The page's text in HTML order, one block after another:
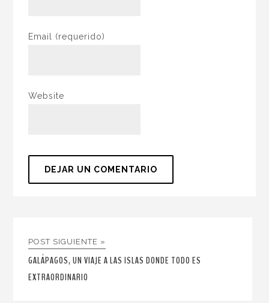
Email (requerido)
Website
POST SIGUIENTE »
GALÁPAGOS, UN VIAJE A LAS ISLAS DONDE TODO ES
EXTRAORDINARIO